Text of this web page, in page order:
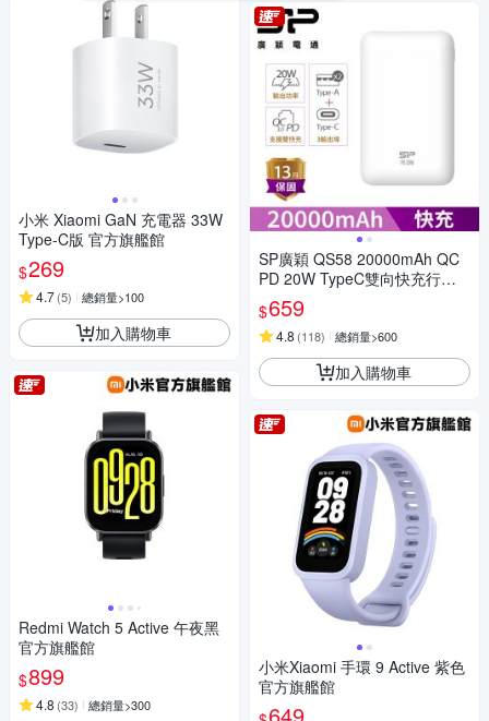
小米 Xiaomi GaN 充電器 33W
Type-C版 官方旗艦館
$269
4.7(5) 總銷量>100
加入購物車
Redmi Watch 5 Active 午夜黑
官方旗艦館
$899
4.8 (33) 總銷量>300
SP廣穎 QS58 20000mAh QC
PD 20W TypeC雙向快充行動
電源_具Wh標示
$659
4.8 (118) 總銷量>600
加入購物車
小米Xiaomi 手環 9 Active 紫色
官方旗艦館